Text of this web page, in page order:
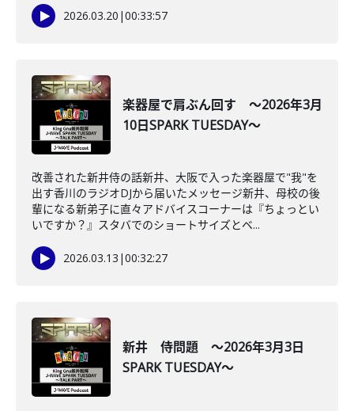
2026.03.20 |00:33:57
楽器屋で肩ぶん回す ～2026年3月
10日SPARK TUESDAY～
改善された新井侍の話新井、大阪で入った楽器屋で"我"を
出す香川のラジオDJから届いたメッセージ新井、母校の後
輩になる新弟子に直々アドバイスコーナーは『ちょっとい
いですか？』スタバでのショートサイズとベ...
2026.03.13 |00:32:27
新井 侍問題 ～2026年3月3日
SPARK TUESDAY～